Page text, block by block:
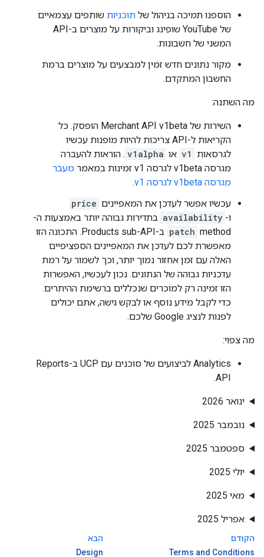
הוספנו תמיכה בניהול של תוכניות שותפים עצמאיים
של YouTube שופינג וביקורות על מוצרים ב-API
המשני של חשבונות.
מקור נתונים חדש זמין למבצעים על מוצרים ברמת
החשבון המתקדם.
מה השתנה:
השירות של Merchant API v1beta‎ הופסק. כל
הקריאות ל-API צריכות להיות מופנות עכשיו
לגרסאות
v1 או v1alpha . הוראות להעברה
מגרסה v1beta לגרסה v1 זמינות במאמר
מעבר
מגרסה v1beta לגרסה v1
.
עכשיו אפשר לעדכן את המאפיינים price
ו- availability בתדירות גבוהה יותר באמצעות ה-
method
patch
ב-Products sub-API. התכונה הזו
מאפשרת לכם לעדכן את המאפיינים הספציפיים
האלה עם זמן אחזור נמוך יותר, וכך לשמור על רמת
עדכניות גבוהה של הנתונים. נכון לעכשיו, האפשרות
הזו זמינה רק למוֹכרים שנכללים ברשימת ההיתרים.
כדי לקבל מידע נוסף או לבקש גישה, אתם יכולים
לפנות לנציג Google שלכם.
מה צפוי:
‫Analytics לביצועים של סוכנים עם UCP ב-Reports
API.
ינואר 2026
נובמבר 2025
ספטמבר 2025
יולי 2025
מאי 2025
אפריל 2025
הקודם
Terms and Conditions
הבא
Design